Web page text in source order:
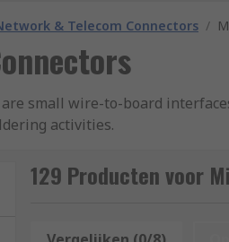
& Telecom Connectors /
small wire-to-board
activities.
consists of a housing, a shell
to shock, vibration and
contacts made of copper alloy,
129 Producten voor